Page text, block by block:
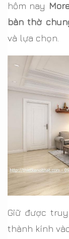
hôm nay
bàn thờ
và lựa chọn.
Giữ được
thành kính